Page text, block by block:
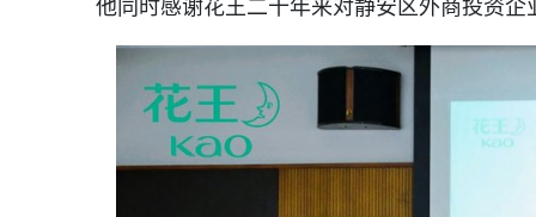
他同时感谢花王二十年来对静安区外商投资